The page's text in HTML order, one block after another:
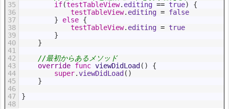
35
36
37
38
39
40
41
42
43
44
45
46
47
48
if(testTableView. editing == true)
{
testTableView. editing = false
}
else {
testTableView. editing = true
}
}
//最初からあるメソッド
override func viewDidLoad ( )
{
super.viewDidLoad ( )
}
}